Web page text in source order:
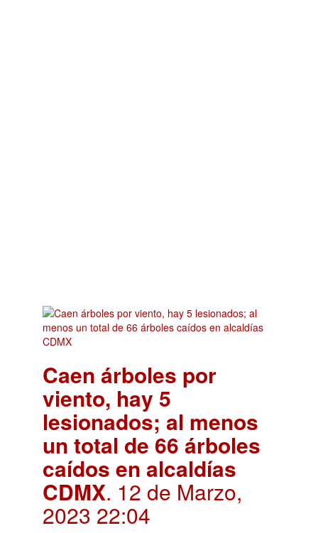
Caen árboles por
viento, hay 5
lesionados; al menos
un total de 66 árboles
caídos en alcaldías
CDMX. 12 de Marzo,
2023 22:04